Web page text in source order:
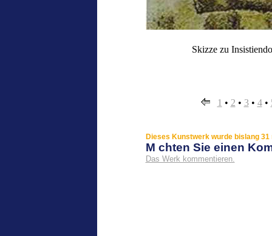
Skizze zu
1 • 2 • 3• 4•
Dieses Kunstwerk wurde bislang
M chten Sie einen
Das Werk kommentieren.